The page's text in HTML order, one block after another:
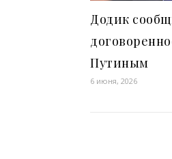
Додик
Путиным
6 июня, 2026